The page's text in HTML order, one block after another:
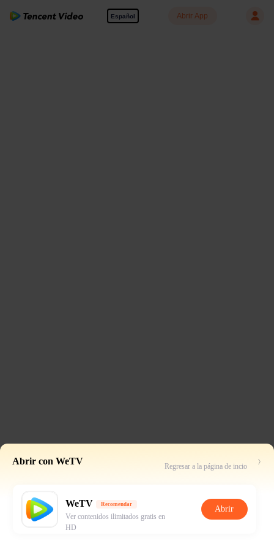
Español Abrir App
Abrir con WeTV Regresar a la página de incio
WeTV Recomendar
Ver contenidos ilimitados gratis en
HD
Abrir